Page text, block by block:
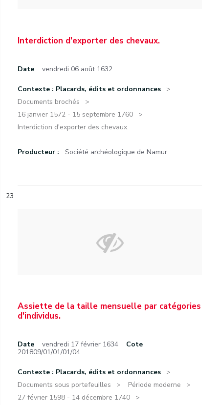
Interdiction d'exporter des chevaux.
Date vendredi 06 août 1632
Contexte : Placards, édits et ordonnances
Documents brochés
16 janvier 1572 - 15 septembre 1760
Interdiction d'exporter des chevaux.
Producteur : Société archéologique de Namur
23
Assiette de la taille mensuelle par catégories
d'individus.
Date vendredi 17 février 1634
Cote
201809/01/01/01/04
Contexte : Placards, édits et ordonnances
Documents sous portefeuilles
Période moderne
27 février 1598 - 14 décembre 1740